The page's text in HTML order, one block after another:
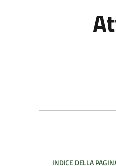
INDICE DELLA